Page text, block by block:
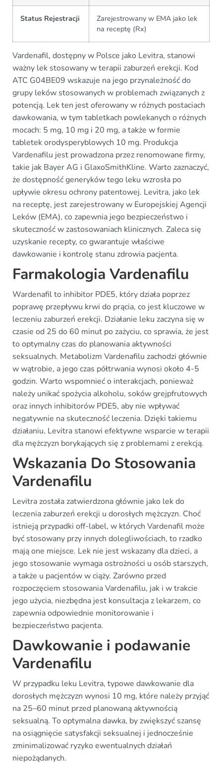
Status Rejestracji
Zarejestrowany w EMA jako lek
na receptę (Rx)
Vardenafil, dostępny w Polsce jako Levitra, stanowi
ważny lek stosowany w terapii zaburzeń erekcji. Kod
ATC G04BE09 wskazuje na jego przynależność do
grupy leków stosowanych w problemach związanych z
potencją. Lek ten jest oferowany w różnych postaciach
dawkowania, w tym tabletkach powlekanych o różnych
mocach: 5 mg, 10 mg i 20 mg, a także w formie
tabletek orodysperyblowych 10 mg. Produkcja
Vardenafilu jest prowadzona przez renomowane firmy,
takie jak Bayer AG i GlaxoSmithKline. Warto zaznaczyć,
że dostępność generyków tego leku wzrosła po
upływie okresu ochrony patentowej. Levitra, jako lek
na receptę, jest zarejestrowany w Europejskiej Agencji
Leków (EMA), co zapewnia jego bezpieczeństwo i
skuteczność w zastosowaniach klinicznych. Zaleca się
uzyskanie recepty, co gwarantuje właściwe
dawkowanie i kontrolę stanu zdrowia pacjenta.
Farmakologia Vardenafilu
Wardenafil to inhibitor PDE5, który działa poprzez
poprawę przepływu krwi do prącia, co jest kluczowe w
leczeniu zaburzeń erekcji. Działanie leku zaczyna się w
czasie od 25 do 60 minut po zażyciu, co sprawia, że jest
to optymalny czas do planowania aktywności
seksualnych. Metabolizm Vardenafilu zachodzi głównie
w wątrobie, a jego czas półtrwania wynosi około 4-5
godzin. Warto wspomnieć o interakcjach, ponieważ
należy unikać spożycia alkoholu, soków grejpfrutowych
oraz innych inhibitorów PDE5, aby nie wpływać
negatywnie na skuteczność leczenia. Dzięki takiemu
działaniu, Levitra stanowi efektywne wsparcie w terapii
dla mężczyzn borykających się z problemami z erekcją.
Wskazania Do Stosowania
Vardenafilu
Levitra została zatwierdzona głównie jako lek do
leczenia zaburzeń erekcji u dorosłych mężczyzn. Choć
istnieją przypadki off-label, w których Vardenafil może
być stosowany przy innych dolegliwościach, to rzadko
mają one miejsce. Lek nie jest wskazany dla dzieci, a
jego stosowanie wymaga ostrożności u osób starszych,
a także u pacjentów w ciąży. Zarówno przed
rozpoczęciem stosowania Vardenafilu, jak i w trakcie
jego użycia, niezbędna jest konsultacja z lekarzem, co
zapewnia odpowiednie monitorowanie i
bezpieczeństwo pacjenta.
Dawkowanie i podawanie
Vardenafilu
W przypadku leku Levitra, typowe dawkowanie dla
dorosłych mężczyzn wynosi 10 mg, które należy przyjąć
na 25–60 minut przed planowaną aktywnością
seksualną. To optymalna dawka, by zwiększyć szansę
na osiągnięcie satysfakcji seksualnej i jednocześnie
zminimalizować ryzyko ewentualnych działań
niepożądanych.